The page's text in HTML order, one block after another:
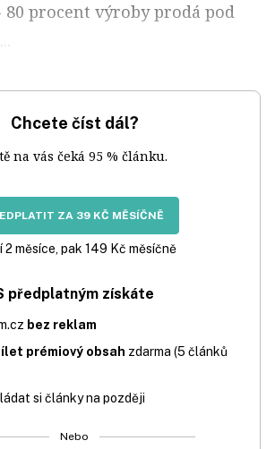
80 procent výroby prodá pod
Chcete číst dál?
na vás čeká 95 % článku.
ZA 39 KČ MĚSÍČNĚ
2 měsíce, pak 149 Kč měsíčně
předplatným získáte
bez reklam
prémiový obsah zdarma (5 článků
si články na později
Nebo